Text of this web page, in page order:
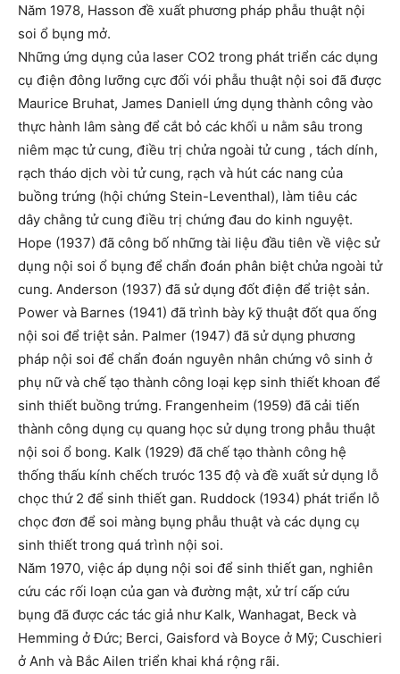
Năm 1978, Hasson đề xuất phương pháp phẫu thuật nội
soi ổ bụng mở.
Những ứng dụng của laser CO2 trong phát triển các dụng
cụ điện đông lưỡng cực đối vói phẫu thuật nội soi đã được
Maurice Bruhat, James Daniell ứng dụng thành công vào
thực hành lâm sàng để cắt bỏ các khối u nằm sâu trong
niêm mạc tử cung, điều trị chửa ngoài tử cung , tách dính,
rạch tháo dịch vòi tử cung, rạch và hút các nang của
buồng trứng (hội chứng Stein-Leventhal), làm tiêu các
dây chằng tử cung điều trị chứng đau do kinh nguyệt.
Hope (1937) đã công bố những tài liệu đầu tiên về việc sử
dụng nội soi ổ bụng để chẩn đoán phân biệt chửa ngoài tử
cung. Anderson (1937) đã sử dụng đốt điện để triệt sản.
Power và Barnes (1941) đã trình bày kỹ thuật đốt qua ống
nội soi để triệt sản. Palmer (1947) đã sử dụng phương
pháp nội soi để chẩn đoán nguyên nhân chứng vô sinh ở
phụ nữ và chế tạo thành công loại kẹp sinh thiết khoan để
sinh thiết buồng trứng. Frangenheim (1959) đã cải tiến
thành công dụng cụ quang học sử dụng trong phẫu thuật
nội soi ổ bong. Kalk (1929) đã chế tạo thành công hệ
thống thấu kính chếch trưóc 135 độ và đề xuất sử dụng lỗ
chọc thứ 2 để sinh thiết gan. Ruddock (1934) phát triển lỗ
chọc đơn để soi màng bụng phẫu thuật và các dụng cụ
sinh thiết trong quá trình nội soi.
Năm 1970, việc áp dụng nội soi để sinh thiết gan, nghiên
cứu các rối loạn của gan và đường mật, xử trí cấp cứu
bụng đã được các tác giả như Kalk, Wanhagat, Beck và
Hemming ở Đức; Berci, Gaisford và Boyce ở Mỹ; Cuschieri
ở Anh và Bắc Ailen triển khai khá rộng rãi.